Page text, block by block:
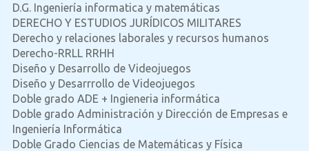
D.G. Ingeniería informatica y matemáticas
DERECHO Y ESTUDIOS JURÍDICOS MILITARES
Derecho y relaciones laborales y recursos humanos
Derecho-RRLL RRHH
Diseño y Desarrollo de Videojuegos
Diseño y Desarrrollo de Videojuegos
Doble grado ADE + Ingieneria informática
Doble grado Administración y Dirección de Empresas e
Ingeniería Informática
Doble Grado Ciencias de Matemáticas y Física